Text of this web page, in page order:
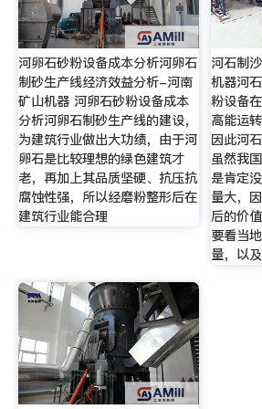
河卵石砂粉设备成本分析河卵石
制砂生产线经济效益分析-河南
矿山机器 河卵石砂粉设备成本
分析河卵石制砂生产线的建设，
为建筑行业做出大功绩，由于河
卵石是比较理想的绿色建筑才
老，再加上其品质坚硬、抗压抗
腐蚀性强，所以经磨粉整形后在
建筑行业能合理
河石制
机器河
粉设备
高能运
因此河
虽然我
是肯定
量大，
后的价
要看当
量，以